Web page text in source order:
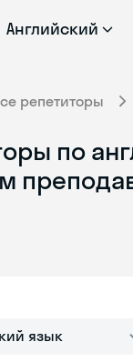
Английский
репетиторы
по
язык